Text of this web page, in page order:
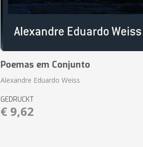
Poemas em Conjunto
Alexandre Eduardo Weiss
GEDRUCKT
€ 9,62